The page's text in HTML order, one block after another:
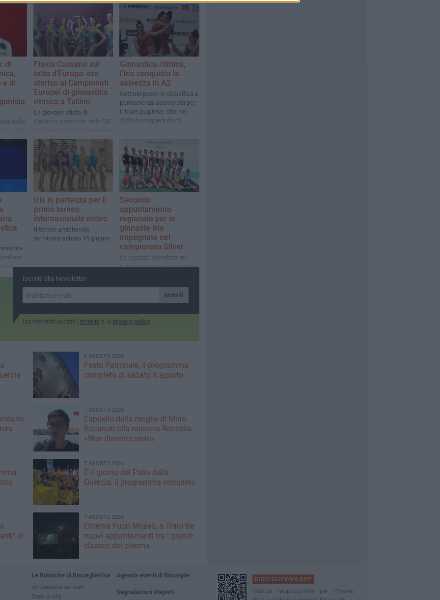
di
e di
della
e
Flavia Cassano sul
tetto d’Europa: oro
storico ai Campionati
Europei di ginnastica
ritmica a Tallinn
La giovane atleta di
Capurso, cresciuta nella GR
Junior ai 5 cerchi e
conquista anche il bronzo
nel concorso generale
Ginnastica ritmica,
l’Iris conquista la
salvezza in A2
Settimo posto in classifica e
permanenza assicurata per
il team pugliese, che nel
2026 festeggerà dieci
Iris in partenza per il
primo torneo
internazionale estivo
Il torneo amichevole
terminerà sabato 15 giugno
Secondo
appuntamento
regionale per le
ginnaste Iris
impegnate nel
campionato Silver
Le ragazze scenderanno
sulla pedana del palazzetto
Iscriviti alla Newsletter
Iscriviti
Iscrivendoti accetti i termini e la privacy policy
8 AGOSTO 2026
Festa Patronale, il programma
completo di sabato 8 agosto
7 AGOSTO 2026
L'appello della moglie di Mino
Racanati alla ministra Roccella:
«Non dimenticatelo»
7 AGOSTO 2026
È il giorno del Palio della
Quercia: il programma completo
di
7 AGOSTO 2026
Cinema Fuori Museo, a Trani tre
nuovi appuntamenti tra i grandi
classici del cinema
Le Rubriche di BisceglieViva
Un pediatra sul web
Dare la vita
Agenda eventi di Bisceglie
Segnalazioni iReport
BISCEGLIEVIVA APP
Scarica l'applicazione per iPhone,